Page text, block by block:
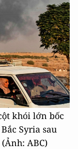
khói lớn bốc
Syria sau
ABC)